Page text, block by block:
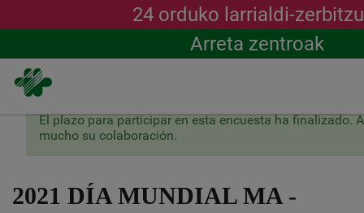
main
24 orduko larrialdi-
Arreta zentroak
2021 DÍA MUNDIAL MA -
Mezu
egoera
El plazo para participar en esta encuesta ha finalizado.
mucho su colaboración.